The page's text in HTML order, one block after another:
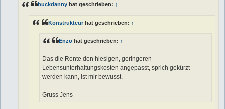
r
buckdanny hat geschrieben: ↑
Konstrukteurhat geschrieben: ↑
Enzo hat geschrieben: ↑
Das die Rente den hiesigen, geringeren
Lebensunterhaltungskosten angepasst, sprich gekürzt
werden kann, ist mir bewusst.
Gruss Jens